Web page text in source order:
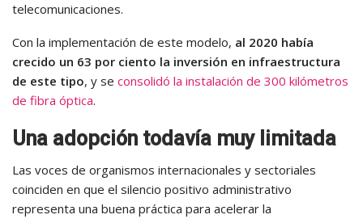
telecomunicaciones.
Con la implementación de este modelo, al 2020 había
crecido un 63 por ciento la inversión en infraestructura
de este tipo, y se consolidó la instalación de 300 kilómetros
de fibra óptica.
Una adopción todavía muy limitada
Las voces de organismos internacionales y sectoriales
coinciden en que el silencio positivo administrativo
representa una buena práctica para acelerar la